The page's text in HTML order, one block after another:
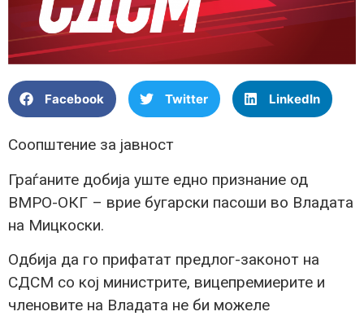
Facebook Twitter LinkedIn
Соопштение за јавност
Граѓаните добија уште едно признание од
ВМРО-ОКГ – врие бугарски пасоши во Владата
на Мицкоски.
Одбија да го прифатат предлог-законот на
СДСМ со кој министрите, вицепремиерите и
членовите на Владата не би можеле